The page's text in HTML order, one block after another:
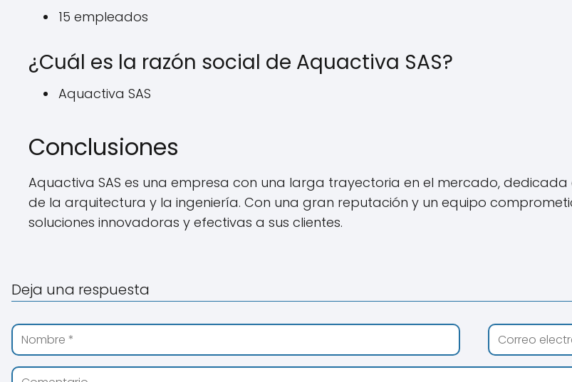
15 empleados
¿Cuál es la razón social de Aquactiva SAS?
Aquactiva SAS
Conclusiones
Aquactiva SAS es una empresa con una larga trayectoria en el mercado,
de la arquitectura y la ingeniería. Con una gran reputación y un equipo
soluciones innovadoras y efectivas a sus clientes.
Deja una respuesta